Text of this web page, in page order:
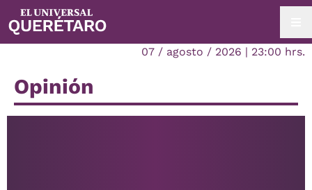
07 / agosto / 2026 | 23:00 hrs.
Opinión